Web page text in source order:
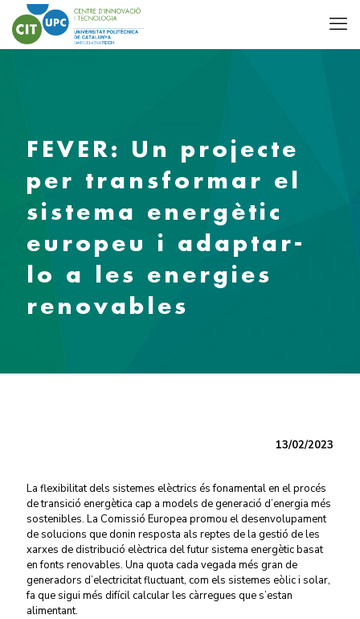
FEVER: Un projecte
per transformar el
sistema energètic
europeu i adaptar-
lo a les energies
renovables
13/02/2023
La flexibilitat dels sistemes elèctrics és fonamental en el procés
de transició energètica cap a models de generació d’energia més
sostenibles. La Comissió Europea promou el desenvolupament
de solucions que donin resposta als reptes de la gestió de les
xarxes de distribució elèctrica del futur sistema energètic basat
en fonts renovables. Una quota cada vegada més gran de
generadors d’electricitat fluctuant, com els sistemes eòlic i solar,
fa que sigui més difícil calcular les càrregues que s’estan
alimentant.